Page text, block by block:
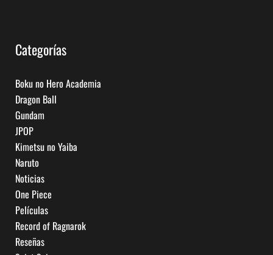
Categorías
Boku no Hero Academia
Dragon Ball
Gundam
JPOP
Kimetsu no Yaiba
Naruto
Noticias
One Piece
Películas
Record of Ragnarok
Reseñas